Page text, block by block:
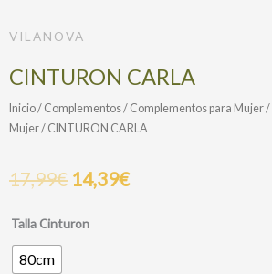
VILANOVA
CINTURON CARLA
Inicio/ Complementos/ Complementos para Mujer/
Mujer/ CINTURON CARLA
17,99€ 14,39€
Talla Cinturon
80cm
CINTURON
cantidad